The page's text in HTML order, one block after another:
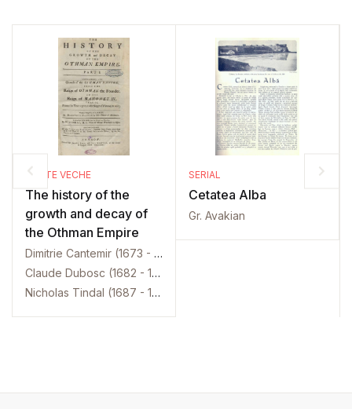
CARTE VECHE
The history of the
growth and decay of
the Othman Empire
Dimitrie Cantemir (1673 - 1723)
Claude Dubosc (1682 - 1745)
Nicholas Tindal (1687 - 1774)
SERIAL
Cetatea Alba
Gr. Avakian